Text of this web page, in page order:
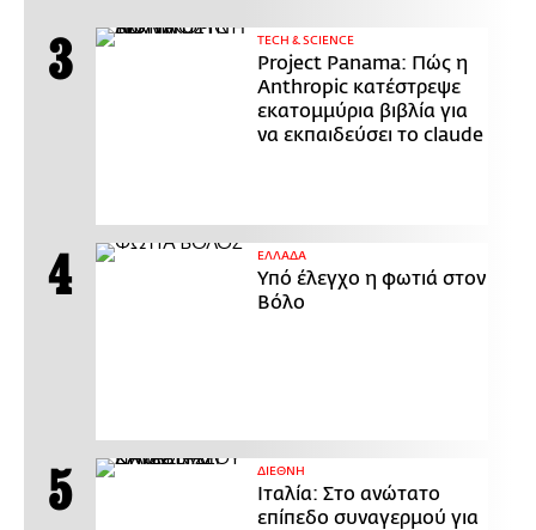
ΤECH & SCIENCE
Project Panama: Πώς η
Anthropic κατέστρεψε
εκατομμύρια βιβλία για
να εκπαιδεύσει το claude
ΕΛΛΑΔΑ
Υπό έλεγχο η φωτιά στον
Βόλο
ΔΙΕΘΝΗ
Ιταλία: Στο ανώτατο
επίπεδο συναγερμού για